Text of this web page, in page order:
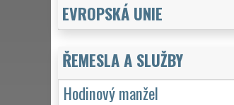
EVROPSKÁ UNIE
ŘEMESLA A SLUŽBY
Hodinový manžel